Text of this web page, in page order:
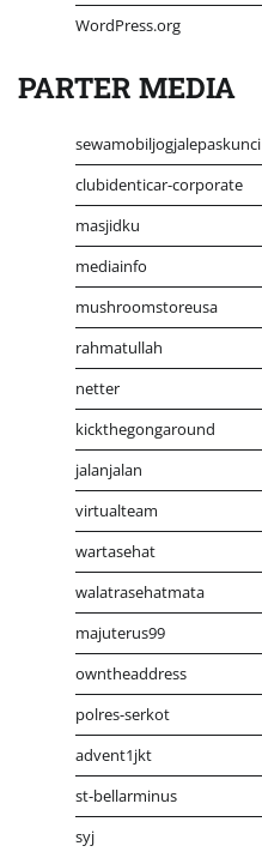
WordPress.org
PARTER MEDIA
sewamobiljogjalepaskunci
clubidenticar-corporate
masjidku
mediainfo
mushroomstoreusa
rahmatullah
netter
kickthegongaround
jalanjalan
virtualteam
wartasehat
walatrasehatmata
majuterus99
owntheaddress
polres-serkot
advent1jkt
st-bellarminus
syj